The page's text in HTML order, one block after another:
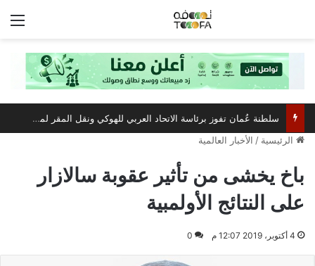
سلطنة عُمان تفوز برئاسة الاتحاد العربي للهوكي ونقل المقر لمسقط
الرئيسية / الأخبار العالمية
باخ يخشى من تأثير عقوبة سالازار
على النتائج الأولمبية
4 أكتوبر، 2019 12:07 م 0